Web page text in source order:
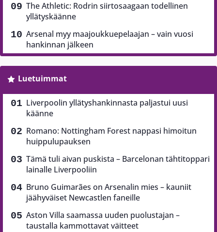
The Athletic: Rodrin siirtosaagaan todellinen
yllätyskäänne
Arsenal myy maajoukkuepelaajan – vain vuosi
hankinnan jälkeen
Luetuimmat
Liverpoolin yllätyshankinnasta paljastui uusi
käänne
Romano: Nottingham Forest nappasi himoitun
huippulupauksen
Tämä tuli aivan puskista – Barcelonan tähtitoppari
lainalle Liverpooliin
Bruno Guimarães on Arsenalin mies – kauniit
jäähyväiset Newcastlen faneille
Aston Villa saamassa uuden puolustajan –
taustalla kammottavat väitteet